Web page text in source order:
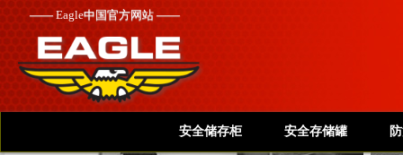
——Eagle中国官方网站 ——
安全储存柜 安全存储罐